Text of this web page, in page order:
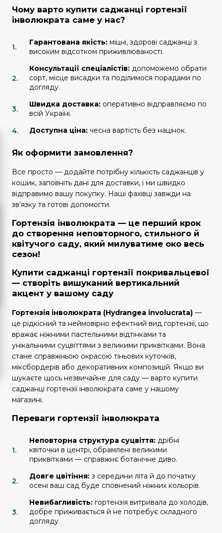
Чому варто купити саджанці гортензії
інволюкрата саме у нас?
Гарантована якість: міцні, здорові саджанці з
високим відсотком приживлюваності.
Консультації спеціалістів: допоможемо обрати
сорт, місце висадки та поділимося порадами по
догляду.
Швидка доставка: оперативно відправляємо по
всій Україні.
Доступна ціна: чесна вартість без націнок.
Як оформити замовлення?
Все просто — додайте потрібну кількість саджанців у
кошик, заповніть дані для доставки, і ми швидко
відправимо вашу покупку. Наші фахівці завжди на
зв’язку та готові допомогти.
Гортензія інволюкрата — це перший крок
до створення неповторного, стильного й
квітучого саду, який милуватиме око весь
сезон!
Купити саджанці гортензії покривальцевої
— створіть вишуканий вертикальний
акцент у вашому саду
Гортензія інволюкрата (Hydrangea involucrata) —
це рідкісний та неймовірно ефектний вид гортензії, що
вражає ніжними пастельними відтінками та
унікальними суцвіттями з великими приквітками. Вона
стане справжньою окрасою тіньових куточків,
міксбордерів або декоративних композицій. Якщо ви
шукаєте щось незвичайне для саду — варто купити
саджанці гортензії інволюкрата саме у нашому
магазині.
Переваги гортензії інволюкрата
Неповторна структура суцвіття: дрібні
квіточки в центрі, обрамлені великими
приквітками — справжнє ботанічне диво.
Довге цвітіння: з середини літа й до початку
осені ваш сад буде сповнений ніжних кольорів.
Невибагливість: гортензія витривала до холодів,
добре приживається й не потребує складного
догляду.